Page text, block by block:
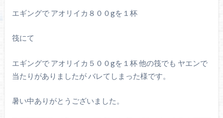
エギングで アオリイカ８００gを１杯
筏にて
エギングで アオリイカ５００gを１杯 他の筏でも ヤエンで
当たりがありましたが バレてしまった様です。
暑い中ありがとうございました。